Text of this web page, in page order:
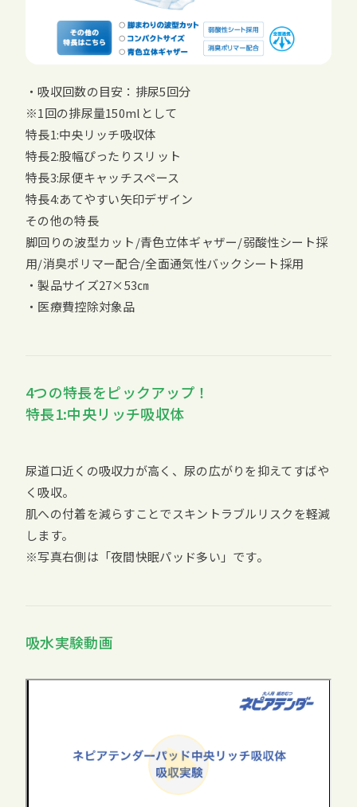
・吸収回数の目安：排尿5回分
※1回の排尿量150mlとして
特長1:中央リッチ吸収体
特長2:股幅ぴったりスリット
特長3:尿便キャッチスペース
特長4:あてやすい矢印デザイン
その他の特長
脚回りの波型カット/青色立体ギャザー/弱酸性シート採
用/消臭ポリマー配合/全面通気性バックシート採用
・製品サイズ27×53㎝
・医療費控除対象品
4つの特長をピックアップ！
特長1:中央リッチ吸収体
尿道口近くの吸収力が高く、尿の広がりを抑えてすばや
く吸収。
肌への付着を減らすことでスキントラブルリスクを軽減
します。
※写真右側は「夜間快眠パッド多い」です。
吸水実験動画